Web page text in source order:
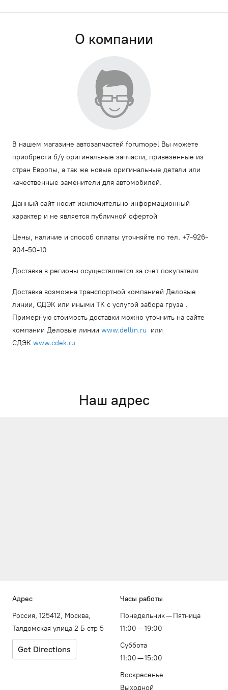
О компании
В нашем магазине автозапчастей forumopel Вы можете
приобрести б/у оригинальные запчасти, привезенные из
стран Европы, а так же новые оригинальные детали или
качественные заменители для автомобилей.
Данный сайт носит исключительно информационный
характер и не является публичной офертой
Цены, наличие и способ оплаты уточняйте по тел. +7-926-
904-50-10
Доставка в регионы осуществляется за счет покупателя
Доставка возможна транспортной компанией Деловые
линии, СДЭК или иными ТК с услугой забора груза .
Примерную стоимость доставки можно уточнить на сайте
компании Деловые линии www.dellin.ru или
СДЭК www.cdek.ru
Наш адрес
Адрес
Россия, 125412, Москва,
Талдомская улица 2 Б стр 5
Get Directions
Часы работы
Понедельник — Пятница
11:00 — 19:00
Суббота
11:00 — 15:00
Воскресенье
Выходной